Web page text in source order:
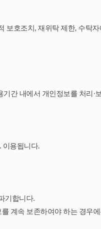
호조치, 재위탁 제한, 수탁
간 내에서 개인정보를 처리·
이용됩니다.
기합니다.
계속 보존하여야 하는 경우